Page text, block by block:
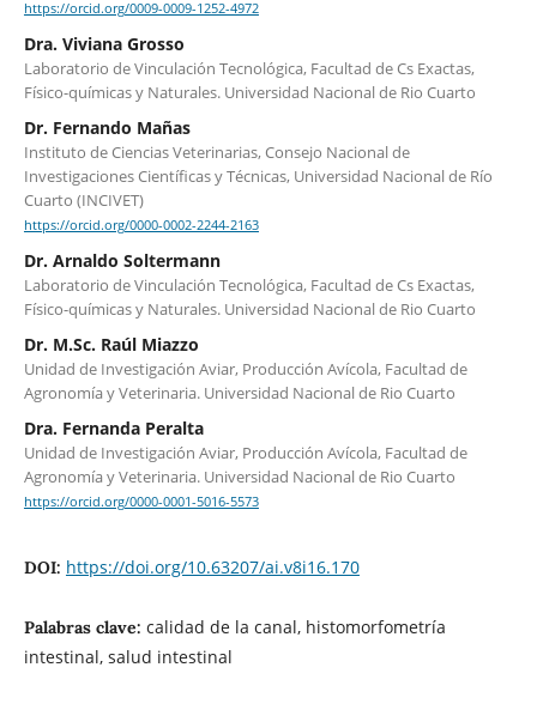
https://orcid.org/0009-0009-1252-4972
Dra. Viviana Grosso
Laboratorio de Vinculación Tecnológica, Facultad de Cs Exactas,
Físico-químicas y Naturales. Universidad Nacional de Rio Cuarto
Dr. Fernando Mañas
Instituto de Ciencias Veterinarias, Consejo Nacional de
Investigaciones Científicas y Técnicas, Universidad Nacional de Río
Cuarto (INCIVET)
https://orcid.org/0000-0002-2244-2163
Dr. Arnaldo Soltermann
Laboratorio de Vinculación Tecnológica, Facultad de Cs Exactas,
Físico-químicas y Naturales. Universidad Nacional de Rio Cuarto
Dr. M.Sc. Raúl Miazzo
Unidad de Investigación Aviar, Producción Avícola, Facultad de
Agronomía y Veterinaria. Universidad Nacional de Rio Cuarto
Dra. Fernanda Peralta
Unidad de Investigación Aviar, Producción Avícola, Facultad de
Agronomía y Veterinaria. Universidad Nacional de Rio Cuarto
https://orcid.org/0000-0001-5016-5573
DOI: https://doi.org/10.63207/ai.v8i16.170
Palabras clave: calidad de la canal, histomorfometría
intestinal, salud intestinal